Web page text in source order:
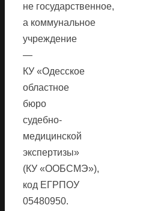
не государственное,
а коммунальное
учреждение
—
КУ «Одесское
областное
бюро
судебно-
медицинской
экспертизы»
(КУ «ООБСМЭ»),
код ЕГРПОУ
05480950.